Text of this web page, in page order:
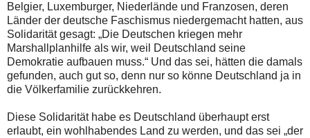
Belgier, Luxemburger, Niederlände und Franzosen, deren
Länder der deutsche Faschismus niedergemacht hatten, aus
Solidarität gesagt: „Die Deutschen kriegen mehr
Marshallplanhilfe als wir, weil Deutschland seine
Demokratie aufbauen muss.“ Und das sei, hätten die damals
gefunden, auch gut so, denn nur so könne Deutschland ja in
die Völkerfamilie zurückkehren.
Diese Solidarität habe es Deutschland überhaupt erst
erlaubt, ein wohlhabendes Land zu werden, und das sei „der